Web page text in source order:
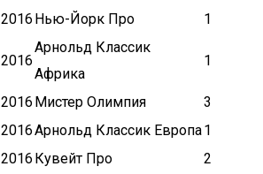
2016 Нью-Йорк Про 1
2016
Арнольд Классик
Африка
1
2016 Мистер Олимпия
3
2016Арнольд Классик Европа1
2016 Кувейт Про
2